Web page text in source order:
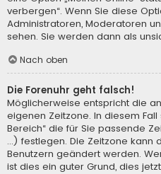
verbergen“. Wenn Sie diese
Administratoren, Moderatoren
sehen. Sie werden dann als
Nach oben
Die Forenuhr geht falsch!
Möglicherweise entspricht die
eigenen Zeitzone. In diesem Fall
Bereich“ die für Sie passende
...) festlegen. Die Zeitzone kann
Benutzern geändert werden.
ist dies ein guter Grund, dies